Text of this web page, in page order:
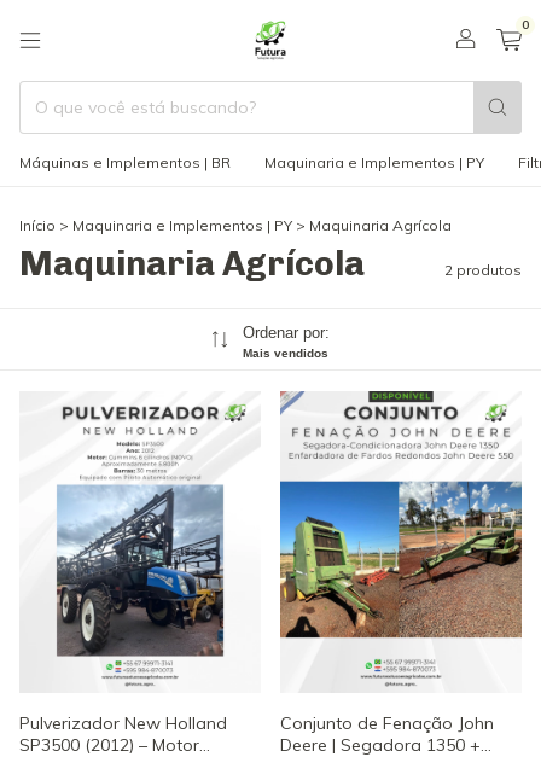
0
Máquinas e Implementos | BR Maquinaria e Implementos | PY
Início > Maquinaria e Implementos | PY > Maquinaria Agrícola
Maquinaria Agrícola 2 produtos
Ordenar por:
Mais vendidos
Pulverizador New Holland
SP3500 (2012) – Motor
Conjunto de Fenação John
Deere | Segadora 1350 +